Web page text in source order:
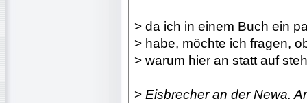
> da ich in einem Buch ein
> habe, möchte ich fragen,
> warum hier an statt auf
> Eisbrecher an der Newa.